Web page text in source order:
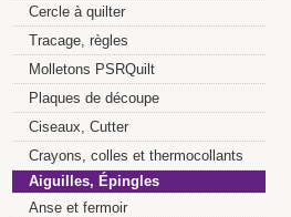
Cercle à quilter
Tracage, règles
Molletons PSRQuilt
Plaques de découpe
Ciseaux, Cutter
Crayons, colles et thermocollants
Aiguilles, Épingles
Anse et fermoir